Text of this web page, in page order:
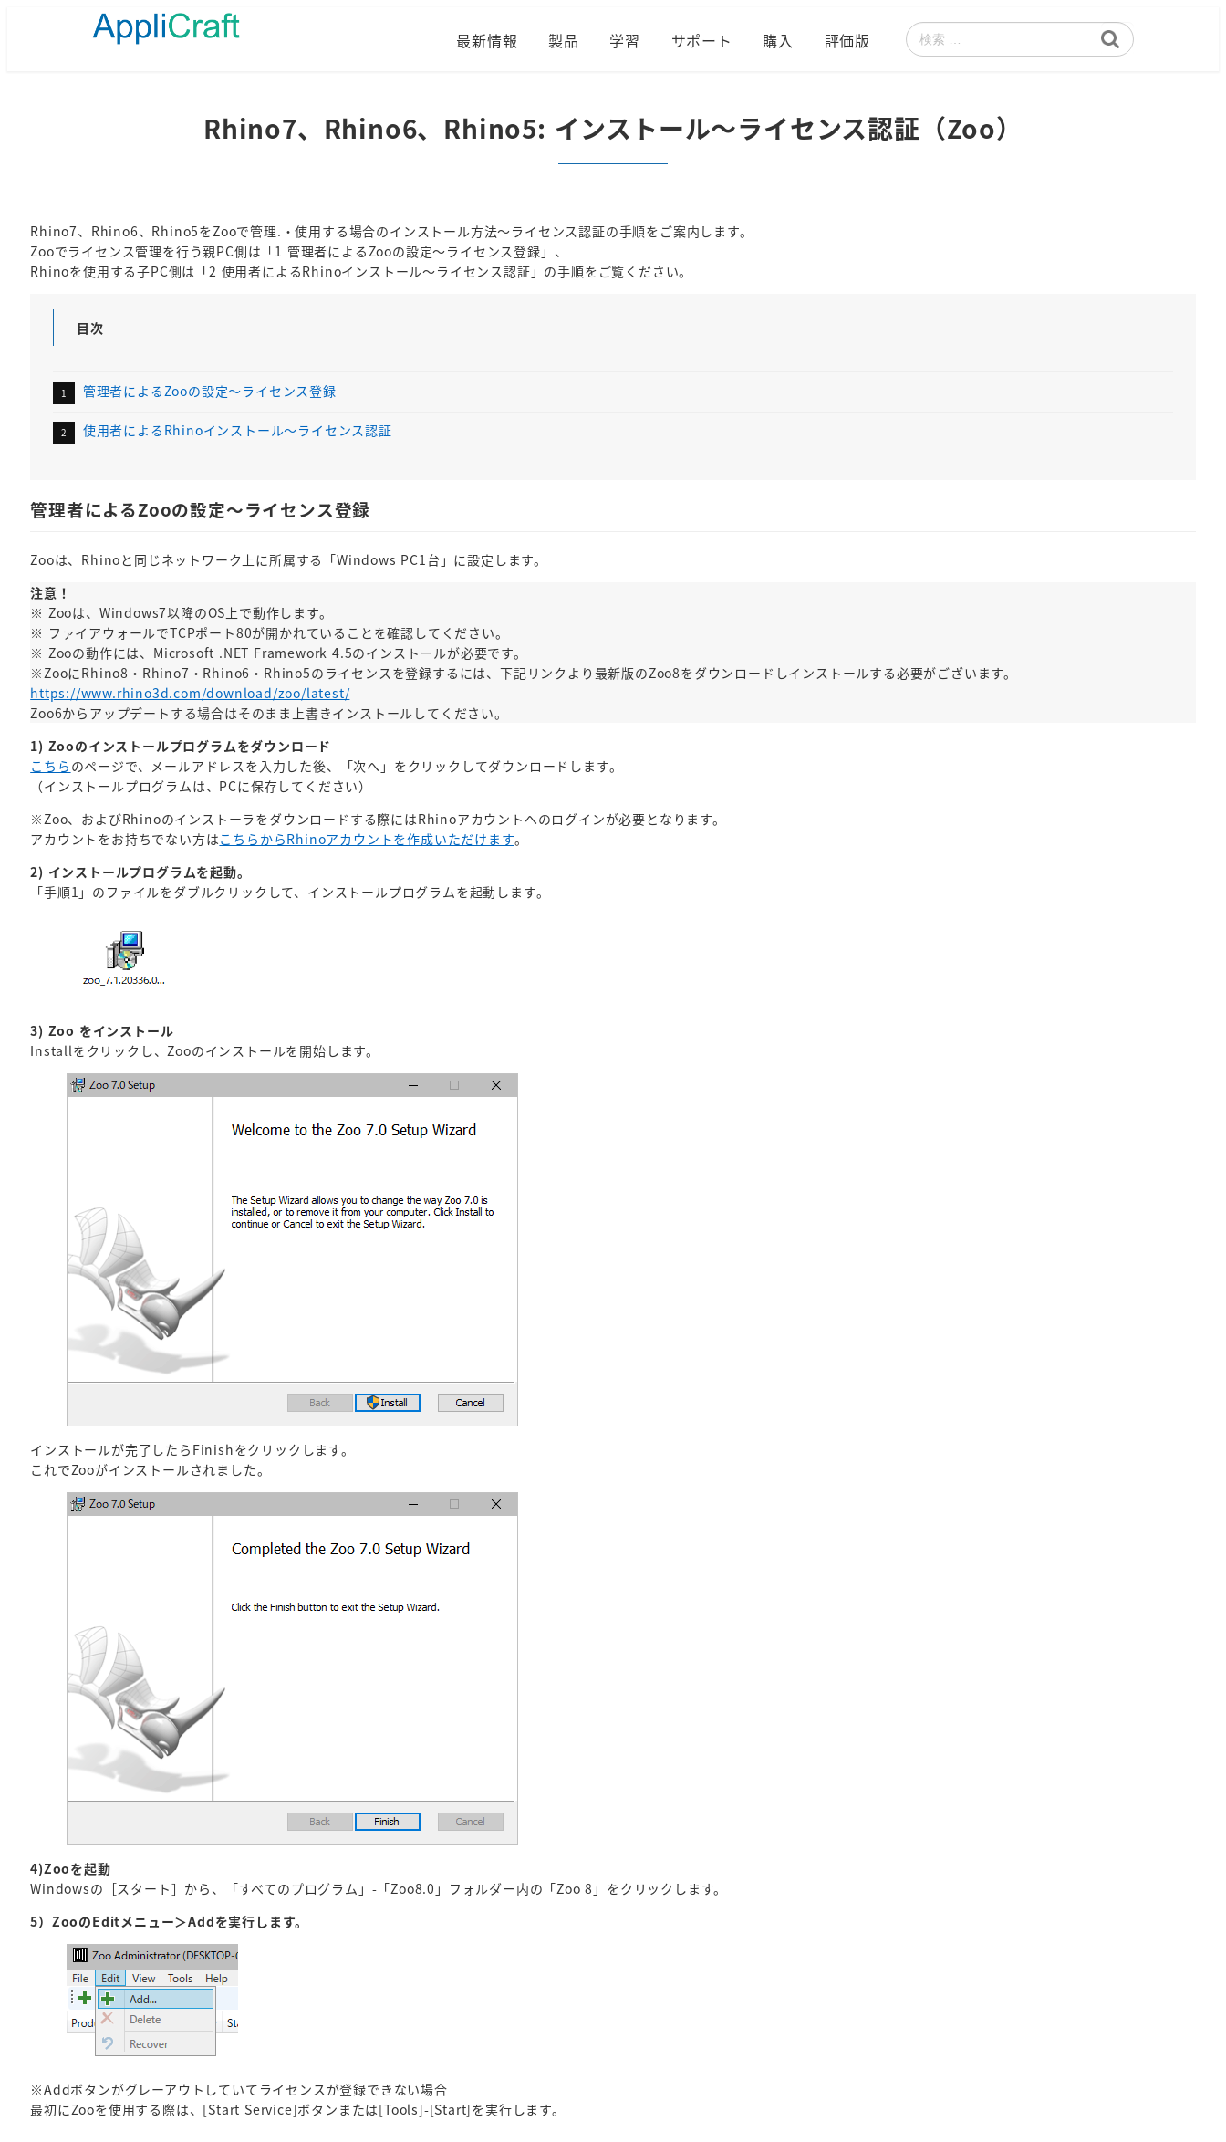
最新情報 製品 学習 サポート 購入 評価版
検
Rhino7、Rhino6、Rhino5: インストール～ライセンス認証（Zoo）
Rhino7、Rhino6、Rhino5をZooで管理.・使用する場合のインストール方法～ライセンス認証の手順をご案内します。
Zooでライセンス管理を行う親PC側は「1 管理者によるZooの設定～ライセンス登録」、
Rhinoを使用する子PC側は「2 使用者によるRhinoインストール～ライセンス認証」の手順をご覧ください。
目次
管理者によるZooの設定～ライセンス登録
使用者によるRhinoインストール～ライセンス認証
管理者によるZooの設定～ライセンス登録
Zooは、Rhinoと同じネットワーク上に所属する「Windows PC1台」に設定します。
注意！
※ Zooは、Windows7以降のOS上で動作します。
※ ファイアウォールでTCPポート80が開かれていることを確認してください。
※ Zooの動作には、Microsoft .NET Framework 4.5のインストールが必要です。
※ZooにRhino8・Rhino7・Rhino6・Rhino5のライセンスを登録するには、下記リンクより最新版のZoo8をダウンロードしインストールする必要がございます。
https://www.rhino3d.com/download/zoo/latest/
Zoo6からアップデートする場合はそのまま上書きインストールしてください。
1) Zooのインストールプログラムをダウンロード
こちら のページで、メールアドレスを入力した後、「次へ」をクリックしてダウンロードします。
（インストールプログラムは、PCに保存してください）
※Zoo、およびRhinoのインストーラをダウンロードする際にはRhinoアカウントへのログインが必要となります。
アカウントをお持ちでない方はこちらからRhinoアカウントを作成いただけます。
2) インストールプログラムを起動。
「手順1」のファイルをダブルクリックして、インストールプログラムを起動します。
3) Zoo をインストール
Installをクリックし、Zooのインストールを開始します。
インストールが完了したらFinishをクリックします。
これでZooがインストールされました。
4)Zooを起動
Windowsの［スタート］から、「すべてのプログラム」-「Zoo8.0」フォルダー内の「Zoo 8」をクリックします。
5）ZooのEditメニュー＞Addを実行します。
※Addボタンがグレーアウトしていてライセンスが登録できない場合
最初にZooを使用する際は、[Start Service]ボタンまたは[Tools]-[Start]を実行します。